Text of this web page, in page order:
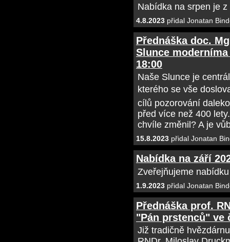
Nabídka na srpen je
4.8.2023 přidal Jonatan
Přednáška doc.
Slunce
18:00
Naše Slunce je
kterého se vše
cílů pozorování
před více než 400
chvíle změnil? A je
15.8.2023 přidal Jonatan
Nabídka na září
Zveřejňujeme
1.9.2023 přidal Jonatan
Přednáška prof.
"Pán prstenců" ve
Již tradičně